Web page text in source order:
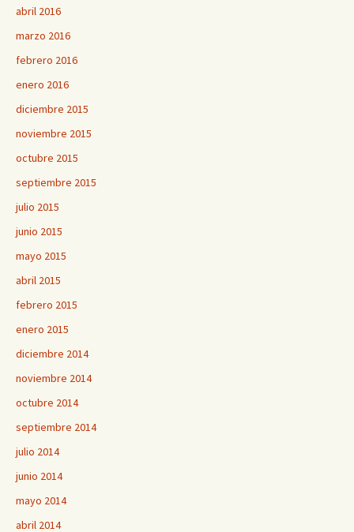
abril 2016
marzo 2016
febrero 2016
enero 2016
diciembre 2015
noviembre 2015
octubre 2015
septiembre 2015
julio 2015
junio 2015
mayo 2015
abril 2015
febrero 2015
enero 2015
diciembre 2014
noviembre 2014
octubre 2014
septiembre 2014
julio 2014
junio 2014
mayo 2014
abril 2014